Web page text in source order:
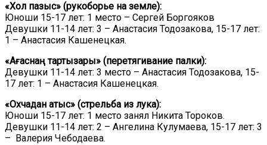
«Хол пазыс» (рукоборье на земле):
Юноши 15-17 лет: 1 место – Сергей Боргояков
Девушки 11-14 лет: 3 – Анастасия Тодозакова, 15-17 лет:
1 – Анастасия Кашенецкая.
«Ағаснаң тартызары» (перетягивание палки):
Девушки 11-14 лет: 3 место – Анастасия Тодозакова, 15-
17 лет: 1 – Анастасия Кашенецкая.
«Охчадан атыс» (стрельба из лука):
Юноши 15-17 лет: 1 место занял Никита Тороков.
Девушки 11-14 лет: 2 – Ангелина Кулумаева, 15-17 лет: 3
– Валерия Чебодаева.